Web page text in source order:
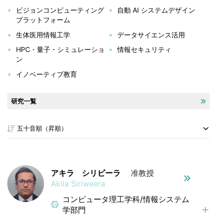
ビジョンコンピューティング
プラットフォーム
自動 AI システムデザイン
生体医用情報工学
データサイエンス活用
HPC・量子・シミュレーショ
ン
情報セキュリティ
イノベーティブ教育
研究一覧
アキラ シリビーラ
准教授
Akila Siriweera
コンピュータ理工学科/情報システム
学部門